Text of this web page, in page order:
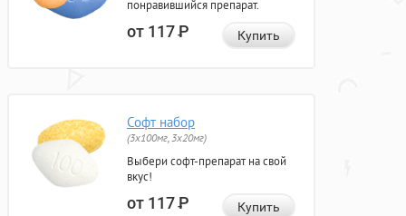
понравившийся препарат.
от 117Р Купить
Софт набор
(3x100мг, 3x20мг)
Выбери софт-препарат на свой
вкус!
от 117Р Купить